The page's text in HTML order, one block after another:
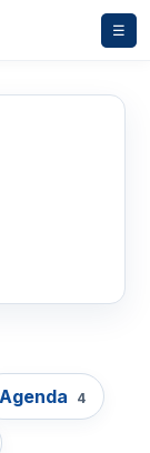
☰
Agenda 4